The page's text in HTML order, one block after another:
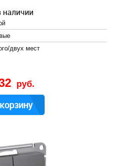
наличии
двух мест
руб.